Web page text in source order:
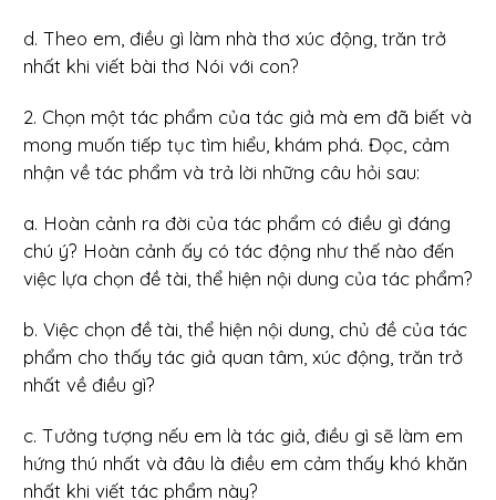
d. Theo em, điều gì làm nhà thơ xúc động, trăn trở
nhất khi viết bài thơ Nói với con?
2. Chọn một tác phẩm của tác giả mà em đã biết và
mong muốn tiếp tục tìm hiểu, khám phá. Đọc, cảm
nhận về tác phẩm và trả lời những câu hỏi sau:
a. Hoàn cảnh ra đời của tác phẩm có điều gì đáng
chú ý? Hoàn cảnh ấy có tác động như thế nào đến
việc lựa chọn đề tài, thể hiện nội dung của tác phẩm?
b. Việc chọn đề tài, thể hiện nội dung, chủ đề của tác
phẩm cho thấy tác giả quan tâm, xúc động, trăn trở
nhất về điều gì?
c. Tưởng tượng nếu em là tác giả, điều gì sẽ làm em
hứng thú nhất và đâu là điều em cảm thấy khó khăn
nhất khi viết tác phẩm này?